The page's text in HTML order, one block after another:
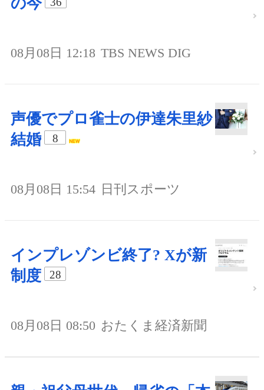
08月08日 12:18 TBS NEWS DIG
声優でプロ雀士の伊達朱里紗
結婚
8
08月08日 15:54 日刊スポーツ
インプレゾンビ終了? Xが新
制度
28
08月08日 08:50 おたくま経済新聞